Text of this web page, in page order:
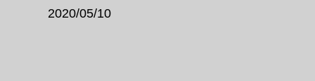
2020/05/10